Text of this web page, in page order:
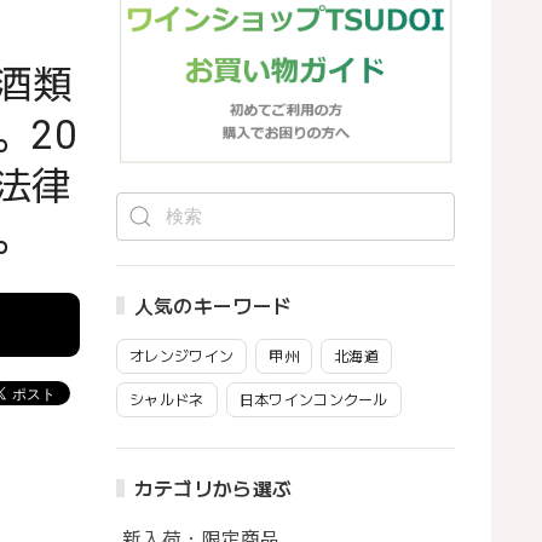
人気のキーワード
オレンジワイン 甲州 北海道
シャルドネ 日本ワインコンクール
カテゴリから選ぶ
類
20
律